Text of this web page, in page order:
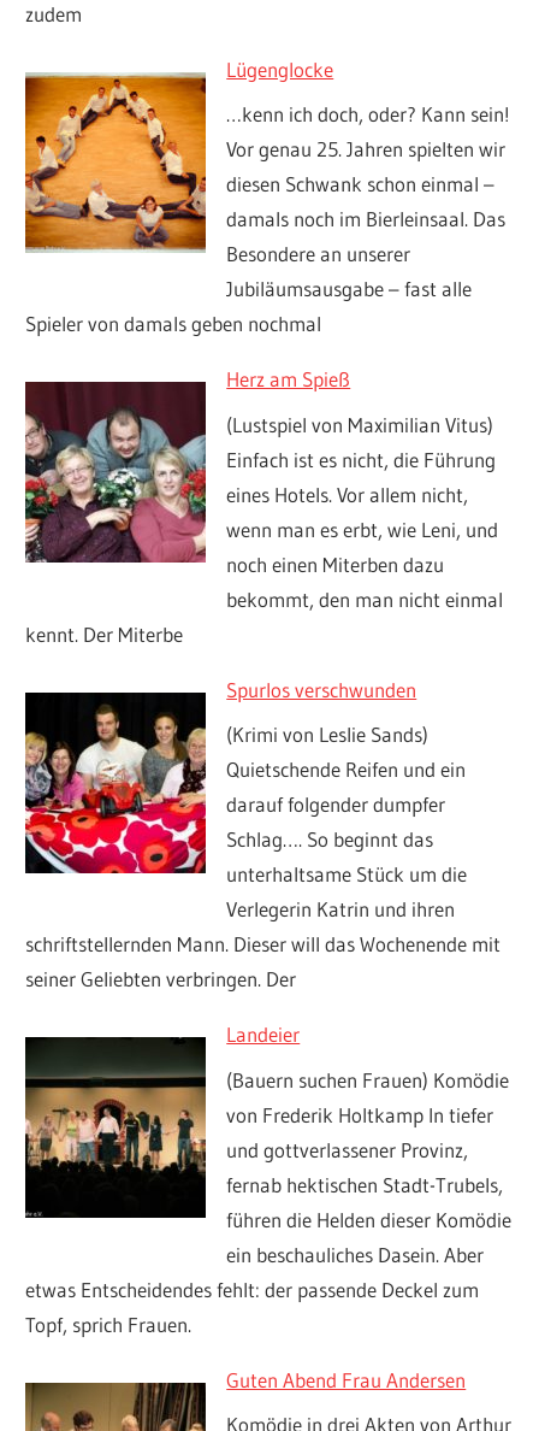
zudem
Lügenglocke
…kenn ich doch, oder? Kann sein!
Vor genau 25. Jahren spielten wir
diesen Schwank schon einmal –
damals noch im Bierleinsaal. Das
Besondere an unserer
Jubiläumsausgabe – fast alle
Spieler von damals geben nochmal
Herz am Spieß
(Lustspiel von Maximilian Vitus)
Einfach ist es nicht, die Führung
eines Hotels. Vor allem nicht,
wenn man es erbt, wie Leni, und
noch einen Miterben dazu
bekommt, den man nicht einmal
kennt. Der Miterbe
Spurlos verschwunden
(Krimi von Leslie Sands)
Quietschende Reifen und ein
darauf folgender dumpfer
Schlag…. So beginnt das
unterhaltsame Stück um die
Verlegerin Katrin und ihren
schriftstellernden Mann. Dieser will das Wochenende mit
seiner Geliebten verbringen. Der
Landeier
(Bauern suchen Frauen) Komödie
von Frederik Holtkamp In tiefer
und gottverlassener Provinz,
fernab hektischen Stadt-Trubels,
führen die Helden dieser Komödie
ein beschauliches Dasein. Aber
etwas Entscheidendes fehlt: der passende Deckel zum
Topf, sprich Frauen.
Guten Abend Frau Andersen
Komödie in drei Akten von Arthur